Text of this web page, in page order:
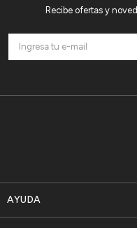
AYUDA
Recibe ofertas y